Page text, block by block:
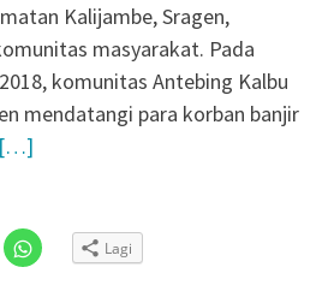
Kalijambe, Sragen,
masyarakat. Pada
komunitas Antebing Kalbu
mendatangi para korban banjir
[…]
Klik
untuk Lagi